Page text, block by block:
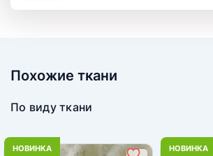
Похожие ткани
По виду ткани
НОВИНКА НОВИНКА